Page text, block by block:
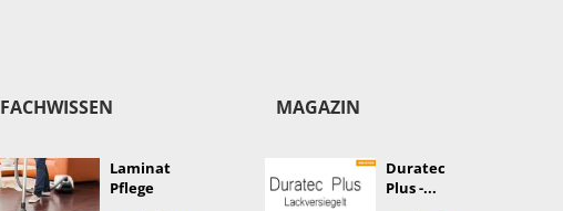
FACHWISSEN
Laminat
Pflege
MAGAZIN
Duratec
Plus -...